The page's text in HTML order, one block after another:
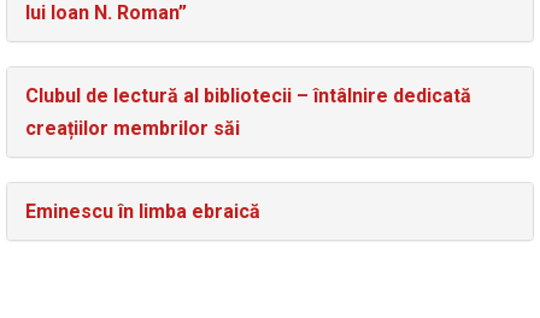
lui Ioan N. Roman”
Clubul de lectură al bibliotecii – întâlnire dedicată
creațiilor membrilor săi
Eminescu în limba ebraică